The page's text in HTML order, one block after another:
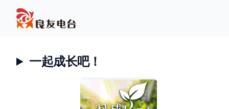
一起成长吧！